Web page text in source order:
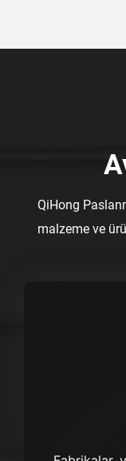
QiHong
malzeme ve